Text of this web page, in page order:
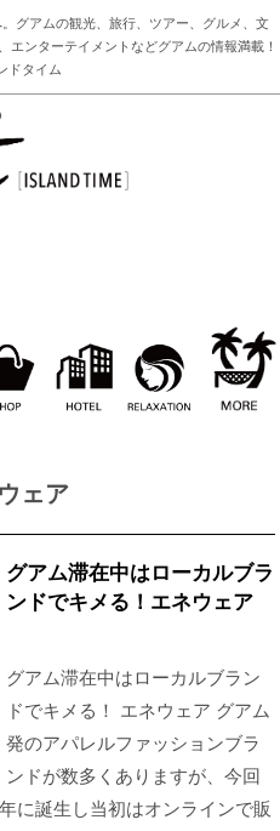
グアムの観光、旅行、ツアー、グルメ、文
ンターテイメントなどグアムの情報満載！
ドタイム
ェア
グアム滞在中はローカルブラ
ンドでキメる！エネウェア
グアム滞在中はローカルブラン
ドでキメる！ エネウェア グアム
発のアパレルファッションブラ
ンドが数多くありますが、今回
に誕生し当初はオンラインで販